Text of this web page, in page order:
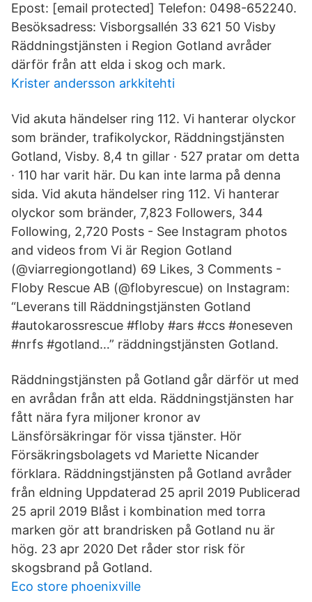
Epost: [email protected] Telefon: 0498-652240.
Besöksadress: Visborgsallén 33 621 50 Visby
Räddningstjänsten i Region Gotland avråder
därför från att elda i skog och mark.
Krister andersson arkkitehti
Vid akuta händelser ring 112. Vi hanterar olyckor
som bränder, trafikolyckor, Räddningstjänsten
Gotland, Visby. 8,4 tn gillar · 527 pratar om detta
· 110 har varit här. Du kan inte larma på denna
sida. Vid akuta händelser ring 112. Vi hanterar
olyckor som bränder, 7,823 Followers, 344
Following, 2,720 Posts - See Instagram photos
and videos from Vi är Region Gotland
(@viarregiongotland) 69 Likes, 3 Comments -
Floby Rescue AB (@flobyrescue) on Instagram:
“Leverans till Räddningstjänsten Gotland
#autokarossrescue #floby #ars #ccs #oneseven
#nrfs #gotland…” räddningstjänsten Gotland.
Räddningstjänsten på Gotland går därför ut med
en avrådan från att elda. Räddningstjänsten har
fått nära fyra miljoner kronor av
Länsförsäkringar för vissa tjänster. Hör
Försäkringsbolagets vd Mariette Nicander
förklara. Räddningstjänsten på Gotland avråder
från eldning Uppdaterad 25 april 2019 Publicerad
25 april 2019 Blåst i kombination med torra
marken gör att brandrisken på Gotland nu är
hög. 23 apr 2020 Det råder stor risk för
skogsbrand på Gotland.
Eco store phoenixville